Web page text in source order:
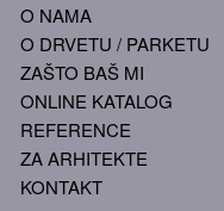
O NAMA
O DRVETU / PARKETU
ZAŠTO BAŠ MI
ONLINE KATALOG
REFERENCE
ZA ARHITEKTE
KONTAKT